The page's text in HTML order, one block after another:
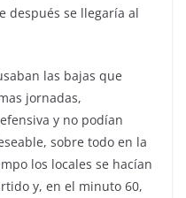
después se llegaría al
las bajas que
jornadas,
y no podían
sobre todo en la
los locales se hacían
y, en el minuto 60,